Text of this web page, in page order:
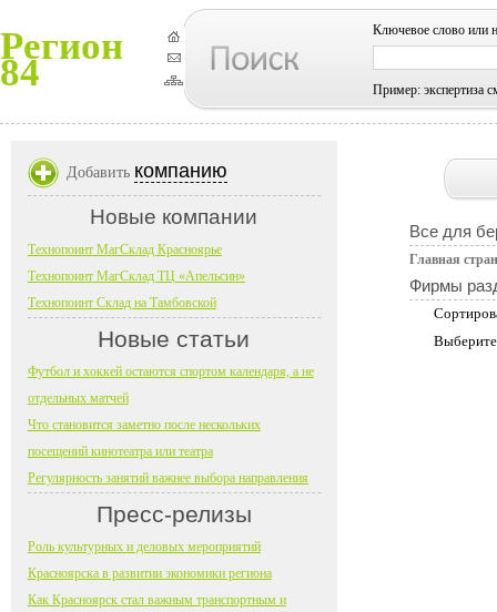
Регион
84
Ключевое слово или
Пример: экспертиза
Все для
Главная
Фирмы
Добавить компанию
Новые компании
Технопоинт МагСклад Красноярье
Технопоинт МагСклад ТЦ «Апельсин»
Технопоинт Склад на Тамбовской
Новые статьи
Футбол и хоккей остаются спортом календаря, а не
отдельных матчей
Что становится заметно после нескольких
посещений кинотеатра или театра
Регулярность занятий важнее выбора направления
Пресс-релизы
Роль культурных и деловых мероприятий
Красноярска в развитии экономики региона
Как Красноярск стал важным транспортным и